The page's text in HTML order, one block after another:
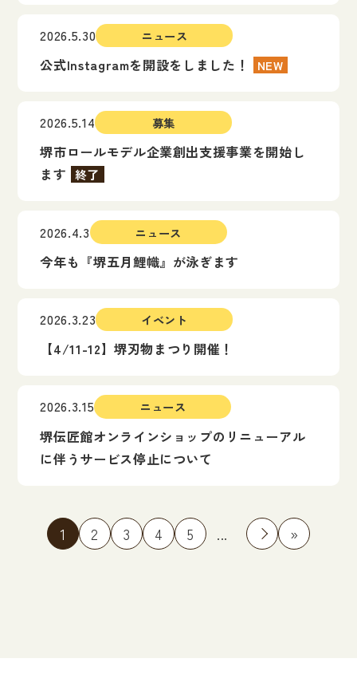
2026.5.30 ニュース
公式Instagramを開設をしました！ NEW
2026.5.14 募集
堺市ロールモデル企業創出支援事業を開始し
ます 終了
2026.4.3 ニュース
今年も『堺五月鯉幟』が泳ぎます
2026.3.23 イベント
【4/11-12】堺刃物まつり開催！
2026.3.15 ニュース
堺伝匠館オンラインショップのリニューアル
に伴うサービス停止について
1 2 3 4 5 ... » »